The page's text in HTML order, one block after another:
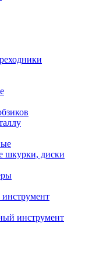
шкурки, диски
инструмент